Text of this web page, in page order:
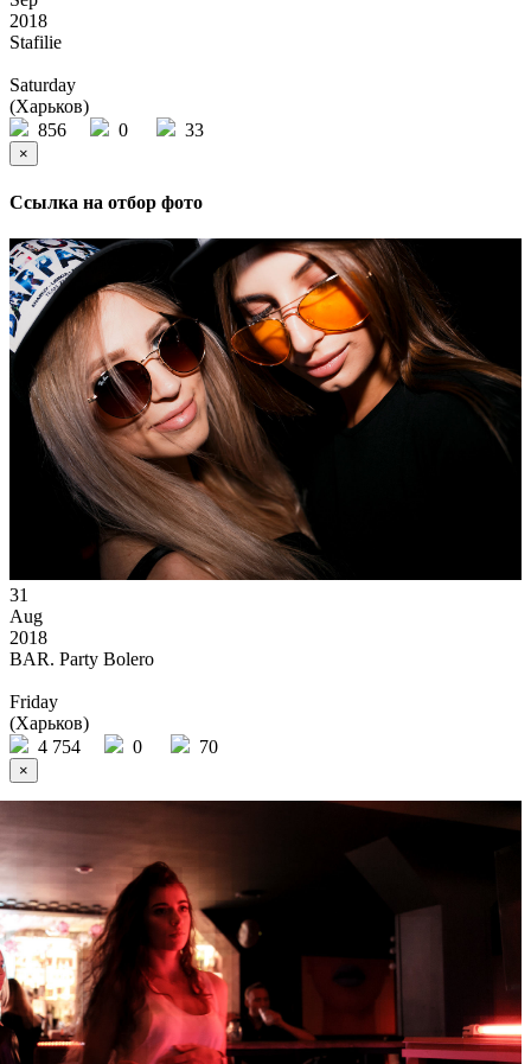
2018
Stafilie
Saturday
(Харьков)
856
0 33
×
Ссылка на отбор фото
31
Aug
2018
BAR. Party Bolero
Friday
(Харьков)
4 754
0 70
×